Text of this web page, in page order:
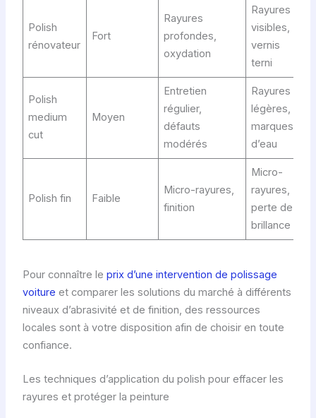
Polish
rénovateur
Fort
Rayures
profondes,
oxydation
Rayures
visibles,
vernis
terni
Polish
medium
cut
Moyen
Entretien
régulier,
défauts
modérés
Rayures
légères,
marques
d’eau
Polish fin Faible
Micro-rayures,
finition
Micro-
rayures,
perte de
brillance
Pour connaître le prix d’une intervention de polissage
voiture et comparer les solutions du marché à différents
niveaux d’abrasivité et de finition, des ressources
locales sont à votre disposition afin de choisir en toute
confiance.
Les techniques d’application du polish pour effacer les
rayures et protéger la peinture